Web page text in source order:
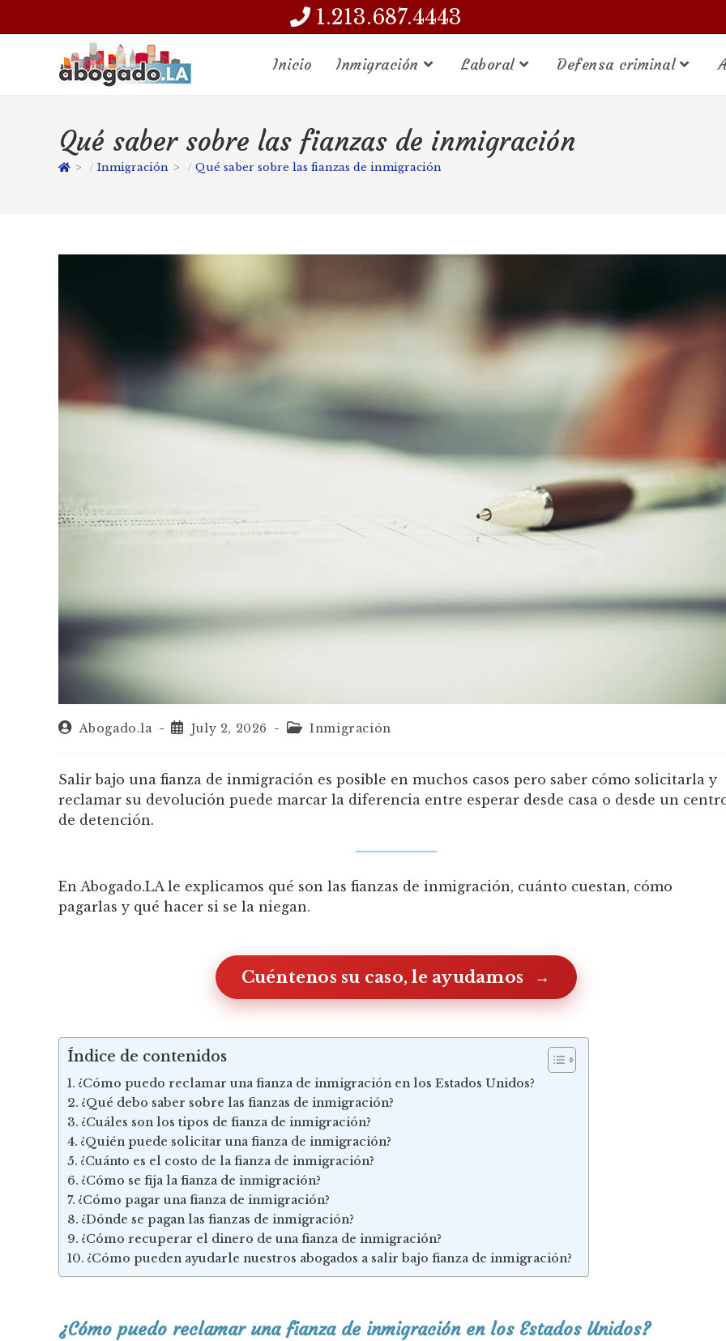
1.213.687.4443
Inicio Inmigración Laboral Defensa criminal
Qué saber sobre las fianzas de inmigración
> Inmigración > Qué saber sobre las fianzas de inmigración
Abogado.la July 2, 2026 Inmigración
Salir bajo una fianza de inmigración es posible en muchos casos pero saber cómo solicitarla y
reclamar su devolución puede marcar la diferencia entre esperar desde casa o desde un
de detención.
En Abogado.LA le explicamos qué son las fianzas de inmigración, cuánto cuestan, cómo
pagarlas y qué hacer si se la niegan.
Cuéntenos su caso, le ayudamos
Índice de contenidos
¿Cómo puedo reclamar una fianza de inmigración en los Estados Unidos?
¿Qué debo saber sobre las fianzas de inmigración?
¿Cuáles son los tipos de fianza de inmigración?
¿Quién puede solicitar una fianza de inmigración?
¿Cuánto es el costo de la fianza de inmigración?
¿Cómo se fija la fianza de inmigración?
¿Cómo pagar una fianza de inmigración?
¿Dónde se pagan las fianzas de inmigración?
¿Cómo recuperar el dinero de una fianza de inmigración?
¿Cómo pueden ayudarle nuestros abogados a salir bajo fianza de inmigración?
¿Cómo puedo reclamar una fianza de inmigración en los Estados Unidos?